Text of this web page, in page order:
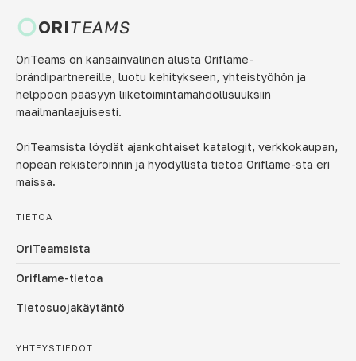
ORITEAMS
OriTeams on kansainvälinen alusta Oriflame-
brändipartnereille, luotu kehitykseen, yhteistyöhön ja
helppoon pääsyyn liiketoimintamahdollisuuksiin
maailmanlaajuisesti.
OriTeamsista löydät ajankohtaiset katalogit, verkkokaupan,
nopean rekisteröinnin ja hyödyllistä tietoa Oriflame-sta eri
maissa.
TIETOA
OriTeamsista
Oriflame-tietoa
Tietosuojakäytäntö
YHTEYSTIEDOT